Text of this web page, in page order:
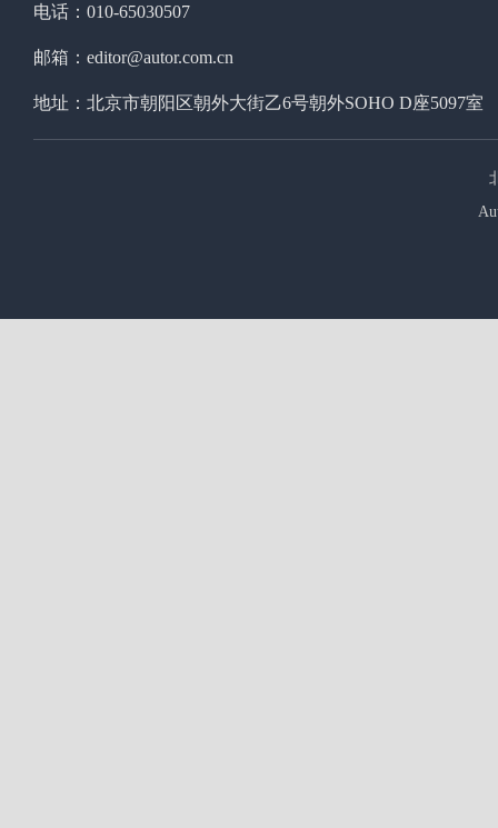
电话：010-65030507
邮箱：editor@autor.com.cn
地址：北京市朝阳区朝外大街乙6号朝外SOHO D座5097室